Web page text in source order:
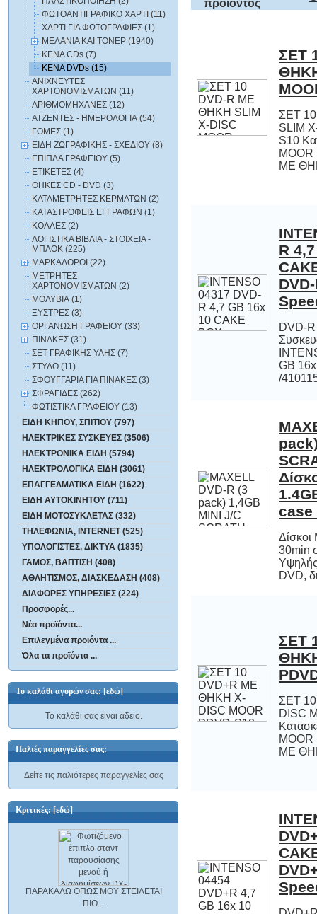
ΦΩΤΟΑΝΤΙΓΡΑΦΙΚΟ ΧΑΡΤΙ (11)
ΧΑΡΤΙ ΓΙΑ ΦΩΤΟΓΡΑΦΙΕΣ (1)
ΜΕΛΑΝΙΑ ΚΑΙ ΤΟΝΕΡ (1940)
ΚΕΝΑ CDs (7)
ΚΕΝΑ DVDs (15)
ΑΝΙΧΝΕΥΤΕΣ
ΧΑΡΤΟΝΟΜΙΣΜΑΤΩΝ (11)
ΑΡΙΘΜΟΜΗΧΑΝΕΣ (12)
ΑΤΖΕΝΤΕΣ - ΗΜΕΡΟΛΟΓΙΑ (54)
ΓΟΜΕΣ (1)
ΕΙΔΗ ΖΩΓΡΑΦΙΚΗΣ - ΣΧΕΔΙΟΥ (8)
ΕΠΙΠΛΑ ΓΡΑΦΕΙΟΥ (5)
ΕΤΙΚΕΤΕΣ (4)
ΘΗΚΕΣ CD - DVD (3)
ΚΑΤΑΜΕΤΡΗΤΕΣ ΚΕΡΜΑΤΩΝ (2)
ΚΑΤΑΣΤΡΟΦΕΙΣ ΕΓΓΡΑΦΩΝ (1)
ΚΟΛΛΕΣ (2)
ΛΟΓΙΣΤΙΚΑ BIBΛΙΑ - ΣΤΟΙΧΕΙΑ -
ΜΠΛΟΚ (225)
ΜΑΡΚΑΔΟΡΟΙ (22)
ΜΕΤΡΗΤΕΣ
ΧΑΡΤΟΝΟΜΙΣΜΑΤΩΝ (2)
ΜΟΛΥΒΙΑ (1)
ΞΥΣΤΡΕΣ (3)
ΟΡΓΑΝΩΣΗ ΓΡΑΦΕΙΟΥ (33)
ΠΙΝΑΚΕΣ (31)
ΣΕΤ ΓΡΑΦΙΚΗΣ ΥΛΗΣ (7)
ΣΤΥΛΟ (11)
ΣΦΟΥΓΓΑΡΙΑ ΓΙΑ ΠΙΝΑΚΕΣ (3)
ΣΦΡΑΓΙΔΕΣ (262)
ΦΩΤΙΣΤΙΚΑ ΓΡΑΦΕΙΟΥ (13)
ΕΙΔΗ ΚΗΠΟΥ, ΣΠΙΤΙΟΥ (797)
ΗΛΕΚΤΡΙΚΕΣ ΣΥΣΚΕΥΕΣ (3506)
ΗΛΕΚΤΡΟΝΙΚΑ ΕΙΔΗ (5794)
ΗΛΕΚΤΡΟΛΟΓΙΚΑ ΕΙΔΗ (3061)
ΕΠΑΓΓΕΛΜΑΤΙΚΑ ΕΙΔΗ (1622)
ΕΙΔΗ ΑΥΤΟΚΙΝΗΤΟΥ (711)
ΕΙΔΗ ΜΟΤΟΣΥΚΛΕΤΑΣ (332)
ΤΗΛΕΦΩΝΙΑ, INTERNET (525)
ΥΠΟΛΟΓΙΣΤΕΣ, ΔΙΚΤΥΑ (1835)
ΓΑΜΟΣ, ΒΑΠΤΙΣΗ (408)
ΑΘΛΗΤΙΣΜΟΣ, ΔΙΑΣΚΕΔΑΣΗ (408)
ΔΙΑΦΟΡΕΣ ΥΠΗΡΕΣΙΕΣ (224)
Προσφορές...
Νέα προϊόντα...
Επιλεγμένα προϊόντα ...
Όλα τα προϊόντα ...
Το καλάθι αγορών σας:[εδώ]
Το καλάθι σας είναι άδειο.
Παλιές παραγγελίες σας:
Δείτε τις παλιότερες παραγγελίες σας
Κριτικές:[εδώ]
ΠΑΡΑΚΑΛΩ ΟΠΩΣ ΜΟΥ ΣΤΕΙΛΕΤΑΙ
ΠΙΟ...
προϊόντος
ΣΕΤ
ΘΗΚΗ
ΣΕΤ
SLIM
S10
MOOR
ΜΕ
R
DVD-
GB
/
pack)
case
30min
Υψηλής
DVD,
ΣΕΤ
ΘΗΚΗ
ΣΕΤ
DISC
ΜΕ
CAKE